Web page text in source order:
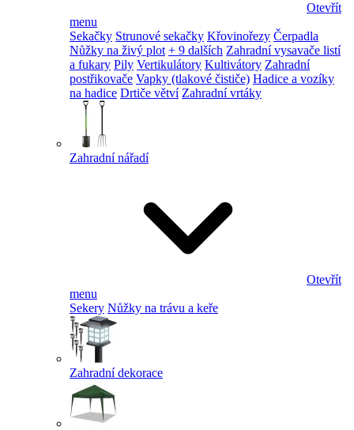
Otevřít
menu
Sekačky Strunové sekačky Křovinořezy Čerpadla
Nůžky na živý plot + 9 dalších Zahradní vysavače listí
a fukary Pily Vertikulátory Kultivátory Zahradní
postřikovače Vapky (tlakové čističe) Hadice a vozíky
na hadice Drtiče větví Zahradní vrtáky
Zahradní nářadí
Otevřít
menu
Sekery Nůžky na trávu a keře
Zahradní dekorace